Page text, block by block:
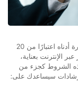
تُطبق شروط وأحكام الحجز عبر الإنترنت المذكورة أدناه اعتبارًا من 20
عبر الإنترنت بعناية،
الشروط كجزء من
سيساعدك على: